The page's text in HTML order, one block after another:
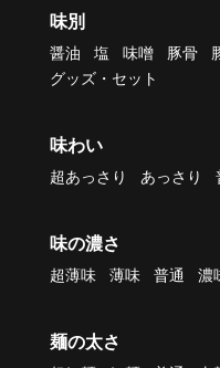
味別
醤油 塩 味噌 豚骨
グッズ・セット
味わい
超あっさり あっさり
味の濃さ
超薄味 薄味 普通 濃
麺の太さ